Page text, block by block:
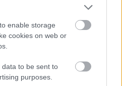
enable storage
cookies on web or
to be sent to
purposes.
majd a
adódó
kezdeni. Az igaz, hogy
mint egy akkupack.
nem közölte le? De még